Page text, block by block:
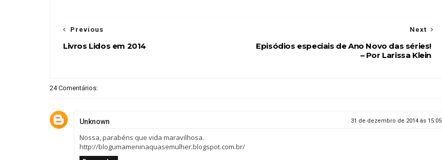
Next
Episódios especiais de Ano Novo das séries!
– Por Larissa Klein
Previous
Livros Lidos em 2014
24 Comentários:
Unknown 31 de dezembro de 2014 às 15:05
Nossa, parabéns que vida maravilhosa.
http://blogumameninaquasemulher.blogspot.com.br/